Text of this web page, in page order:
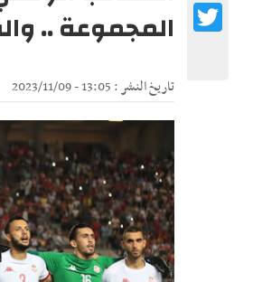
المجموعة ..
تاريخ النشر : 13:05 - 2023/11/09
Twitter